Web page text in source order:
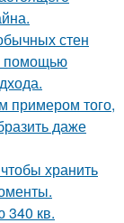
стен
помощью
примером того,
даже
хранить
кв.